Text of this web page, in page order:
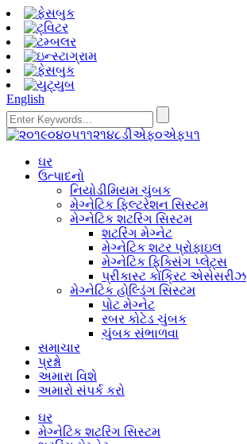
English
ઘર
ઉત્પાદનો
નિયોડીમિયમ ચુંબક
મેગ્નેટિક ફિલ્ટરેશન સિસ્ટમ
મેગ્નેટિક શટરિંગ સિસ્ટમ
શટરિંગ મેગ્નેટ
મેગ્નેટિક શટર પ્રોફાઇલ
મેગ્નેટિક ફિક્સિંગ પ્લેટ્સ
પ્રીકાસ્ટ કોંક્રિટ એસેસરીઝ
મેગ્નેટિક હોલ્ડિંગ સિસ્ટમ
પોટ મેગ્નેટ
રબર કોટેડ ચુંબક
ચુંબક સંભાળવા
સમાચાર
પ્રશ્નો
અમારા વિશે
અમારો સંપર્ક કરો
ઘર
મેગ્નેટિક શટરિંગ સિસ્ટમ